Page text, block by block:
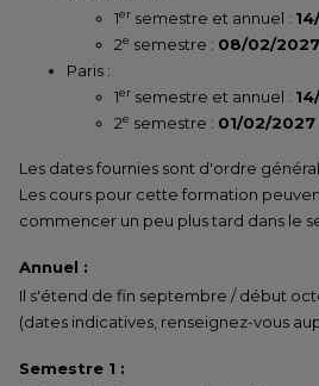
1er semestre et annuel :
2e semestre : 08/02/2027
Paris :
1er semestre et annuel :
2e semestre : 01/02/2027
Les dates fournies sont d'ordre
Les cours pour cette formation
commencer un peu plus tard dans le
Annuel :
Il s'étend de fin septembre / début
(dates indicatives, renseignez-vous
Semestre 1 :